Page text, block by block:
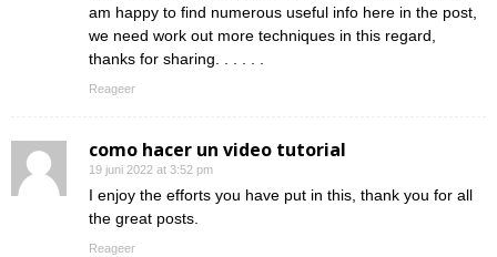
am happy to find numerous useful info here in the post,
we need work out more techniques in this regard,
thanks for sharing. . . . . .
Reageer
como hacer un video tutorial
19 juni 2022 at 3:52 pm
I enjoy the efforts you have put in this, thank you for all
the great posts.
Reageer